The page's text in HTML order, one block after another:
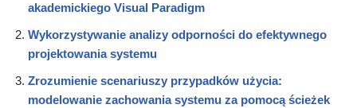
akademickiego Visual Paradigm
Wykorzystywanie analizy odporności do efektywnego
projektowania systemu
Zrozumienie scenariuszy przypadków użycia:
modelowanie zachowania systemu za pomocą ścieżek